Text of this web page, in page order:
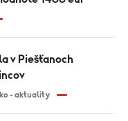
- aktuality